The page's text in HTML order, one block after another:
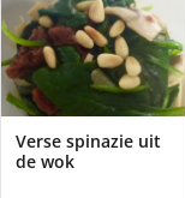
Verse spinazie uit
de wok